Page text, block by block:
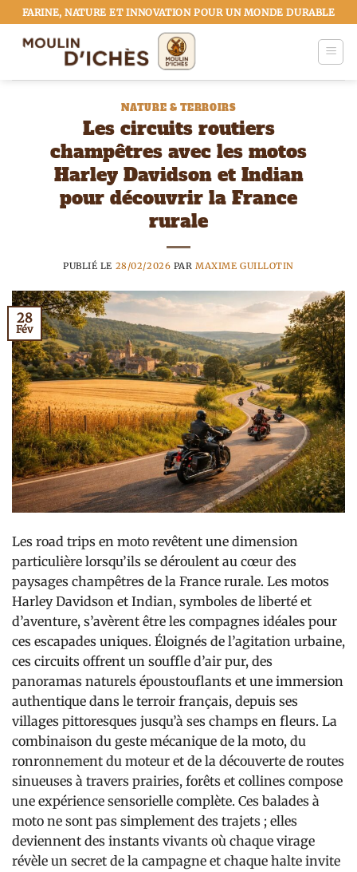
Passer
au
contenu
FARINE, NATURE ET INNOVATION POUR UN MONDE DURABLE
NATURE & TERROIRS
Les circuits routiers
champêtres avec les motos
Harley Davidson et Indian
pour découvrir la France
rurale
PUBLIÉ LE 28/02/2026 PARMAXIME GUILLOTIN
28
Fév
Les road trips en moto revêtent une dimension
particulière lorsqu’ils se déroulent au cœur des
paysages champêtres de la France rurale. Les motos
Harley Davidson et Indian, symboles de liberté et
d’aventure, s’avèrent être les compagnes idéales pour
ces escapades uniques. Éloignés de l’agitation urbaine,
ces circuits offrent un souffle d’air pur, des
panoramas naturels époustouflants et une immersion
authentique dans le terroir français, depuis ses
villages pittoresques jusqu’à ses champs en fleurs. La
combinaison du geste mécanique de la moto, du
ronronnement du moteur et de la découverte de routes
sinueuses à travers prairies, forêts et collines compose
une expérience sensorielle complète. Ces balades à
moto ne sont pas simplement des trajets ; elles
deviennent des instants vivants où chaque virage
révèle un secret de la campagne et chaque halte invite